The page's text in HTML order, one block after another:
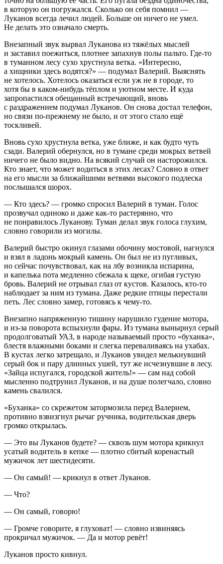
в которую он погружался. Сколько он себя помнил —
Луканов всегда лечил людей. Больше он ничего не умел.
Не делать это означало смерть.
Внезапный звук вырвал Луканова из тяжёлых мыслей
и заставил поежиться, плотнее запахнув полы пальто. Где-то
в туманном лесу сухо хрустнула ветка. «Интересно,
а хищники здесь водятся?» — подумал Валерий. Выяснять
не хотелось. Хотелось оказаться если уж не в городе, то
хотя бы в каком-нибудь тёплом и уютном месте. И куда
запропастился обещанный встречающий, вновь
с раздражением подумал Луканов. Он снова достал телефон,
но связи по-прежнему не было, и от этого стало ещё
тоскливей.
Вновь сухо хрустнула ветка, уже ближе, и как будто чуть
сзади. Валерий обернулся, но в тумане среди мокрых ветвей
ничего не было видно. На всякий случай он насторожился.
Кто знает, что может водиться в этих лесах? Словно в ответ
на его мысли за ближайшими ветвями высокого подлеска
послышался шорох.
— Кто здесь? — громко спросил Валерий в туман. Голос
прозвучал одиноко и даже как-то растерянно, что
не понравилось Луканову. Туман делал звук голоса глухим,
словно говорили из могилы.
Валерий быстро окинул глазами обочину мостовой, нагнулся
и взял в ладонь мокрый камень. Он был не из пугливых,
но сейчас почувствовал, как на лбу возникла испарина,
и капелька пота медленно сбежала к щеке, огибая густую
бровь. Валерий не отрывал глаз от кустов. Казалось, кто-то
наблюдает за ним из тумана. Даже редкие птицы перестали
петь. Лес словно замер, готовясь к чему-то.
Внезапно напряженную тишину нарушило гудение мотора,
и из-за поворота вспыхнули фары. Из тумана вынырнул серый
продолговатый УАЗ, в народе называемый просто «буханка»,
блестя влажными боками и слегка переваливаясь на ухабах.
В кустах легко затрещало, и Луканов увидел мелькнувший
серый бок и пару длинных ушей, тут же исчезнувшие в лесу.
«Зайца испугался, городской житель!» — сам над собой
мысленно подтрунил Луканов, и на душе полегчало, словно
камень свалился.
«Буханка» со скрежетом затормозила перед Валерием,
противно взвизгнул рычаг ручника, водительская дверь
громко открылась.
— Это вы Луканов будете? — сквозь шум мотора крикнул
усатый водитель в кепке — плотно сбитый коренастый
мужичок лет шестидесяти.
— Он самый! — крикнул в ответ Луканов.
— Что?
— Он самый, говорю!
— Громче говорите, я глуховат! — словно извиняясь
прокричал мужичок. — Да и мотор ревёт!
Луканов просто кивнул.